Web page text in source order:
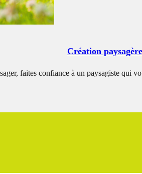
Création
faites confiance à un paysagiste qui